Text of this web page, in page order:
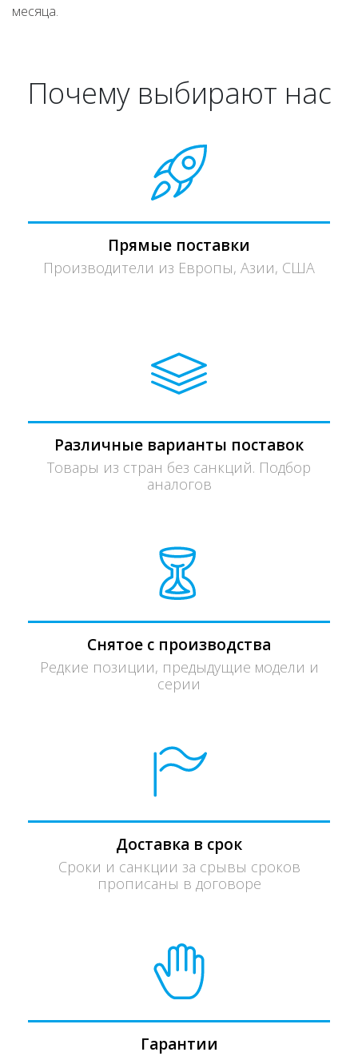
месяца.
Почему выбирают нас
Прямые поставки
Производители из Европы, Азии, США
Различные варианты поставок
Товары из стран без санкций. Подбор
аналогов
Снятое с производства
Редкие позиции, предыдущие модели и
серии
Доставка в срок
Сроки и санкции за срывы сроков
прописаны в договоре
Гарантии